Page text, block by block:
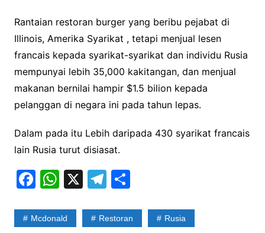
Rantaian restoran burger yang beribu pejabat di
Illinois, Amerika Syarikat , tetapi menjual lesen
francais kepada syarikat-syarikat dan individu Rusia
mempunyai lebih 35,000 kakitangan, dan menjual
makanan bernilai hampir $1.5 bilion kepada
pelanggan di negara ini pada tahun lepas.
Dalam pada itu Lebih daripada 430 syarikat francais
lain Rusia turut disiasat.
F
c
W
at
X T
e
S
ar
Mcdonald Restoran Rusia